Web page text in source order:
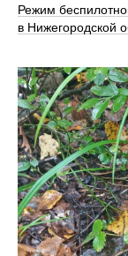
Режим
в Нижегородской